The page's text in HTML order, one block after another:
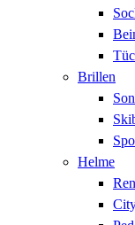
Brillen
Helme